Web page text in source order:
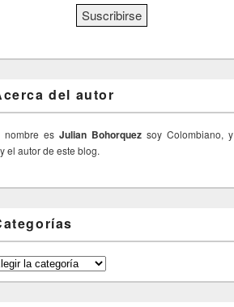
del autor
nombre es Julian Bohorquez soy Colombiano, y
el autor de este blog.